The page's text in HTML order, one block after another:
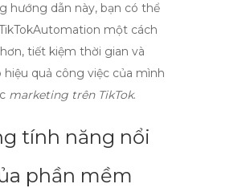
hướng dẫn này, bạn có thể
một cách
tiết kiệm thời gian và
hiệu quả công việc của mình
marketing trên TikTok.
tính năng nổi
phần mềm